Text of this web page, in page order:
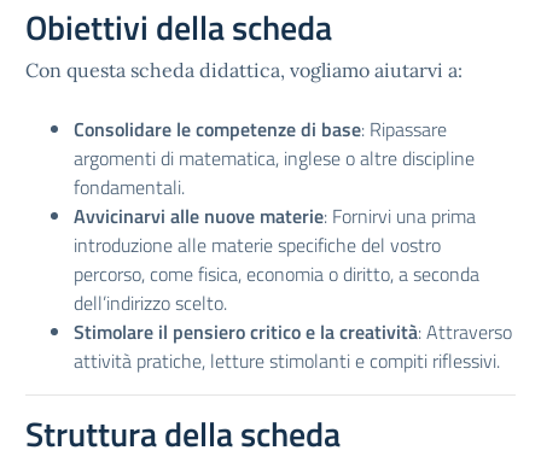
Obiettivi della scheda
Con questa scheda didattica, vogliamo aiutarvi a:
Consolidare le competenze di base: Ripassare
argomenti di matematica, inglese o altre discipline
fondamentali.
Avvicinarvi alle nuove materie: Fornirvi una prima
introduzione alle materie specifiche del vostro
percorso, come fisica, economia o diritto, a seconda
dell’indirizzo scelto.
Stimolare il pensiero critico e la creatività: Attraverso
attività pratiche, letture stimolanti e compiti riflessivi.
Struttura della scheda